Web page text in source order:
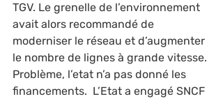
TGV. Le grenelle de l’environnement
avait alors recommandé de
moderniser le réseau et d’augmenter
le nombre de lignes à grande vitesse.
Problème, l’etat n’a pas donné les
financements.  L’Etat a engagé SNCF